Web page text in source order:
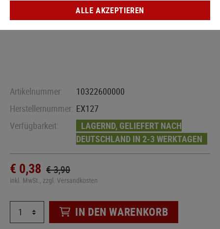
Artikelnummer:
10322600000
Herstellernummer: EX127
Verfügbarkeit:
LAGERND, GELIEFERT NACH
DEUTSCHLAND IN 2-3 WERKTAGEN
€ 0,38 € 3,90
inkl. MwSt., zzgl. Versandkosten
IN DEN WARENKORB
ALLE AKZEPTIEREN